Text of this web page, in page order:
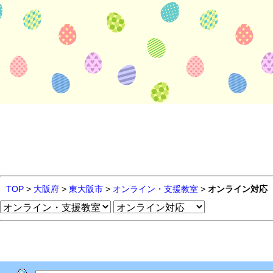
TOP > 大阪府 > 東大阪市 > オンライン・支援教室 > オンライン対応